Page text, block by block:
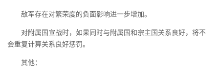
敌军存在对繁荣度的负面影响进一步增加。
对附属国宣战时，如果同时与附属国和宗主国关系良好，将不
会重复计算关系良好惩罚。
其他：